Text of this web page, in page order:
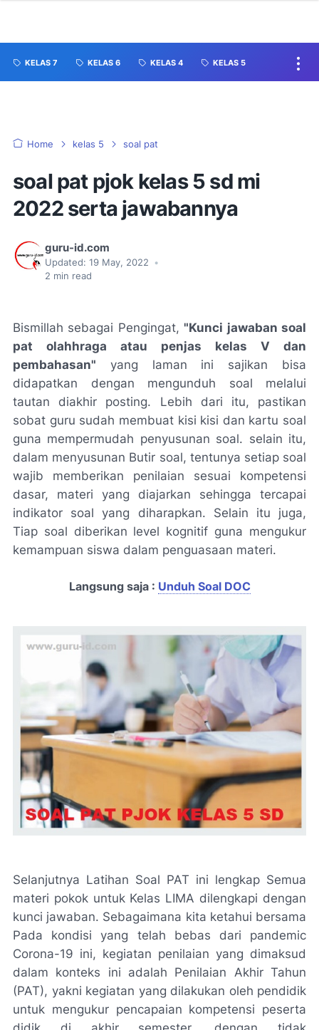
KELAS 7 KELAS 6 KELAS 4 KELAS 5
Home kelas 5 soal pat
soal pat pjok kelas 5 sd mi
2022 serta jawabannya
guru-id.com
Updated: 19 May, 2022
•
2 min read
Bismillah sebagai Pengingat,"Kunci jawaban soal
pat olahhraga atau penjas kelas V dan
pembahasan" yang laman ini sajikan bisa
didapatkan dengan mengunduh soal melalui
tautan diakhir posting. Lebih dari itu, pastikan
sobat guru sudah membuat kisi kisi dan kartu soal
guna mempermudah penyusunan soal. selain itu,
dalam menyusunan Butir soal, tentunya setiap soal
wajib memberikan penilaian sesuai kompetensi
dasar, materi yang diajarkan sehingga tercapai
indikator soal yang diharapkan. Selain itu juga,
Tiap soal diberikan level kognitif guna mengukur
kemampuan siswa dalam penguasaan materi.
Langsung saja : Unduh Soal DOC
Selanjutnya Latihan Soal PAT ini lengkap Semua
materi pokok untuk Kelas LIMA dilengkapi dengan
kunci jawaban. Sebagaimana kita ketahui bersama
Pada kondisi yang telah bebas dari pandemic
Corona-19 ini, kegiatan penilaian yang dimaksud
dalam konteks ini adalah Penilaian Akhir Tahun
(PAT), yakni kegiatan yang dilakukan oleh pendidik
untuk mengukur pencapaian kompetensi peserta